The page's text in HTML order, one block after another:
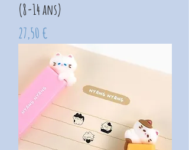
(8-14 ans)
Prix
27,50 €